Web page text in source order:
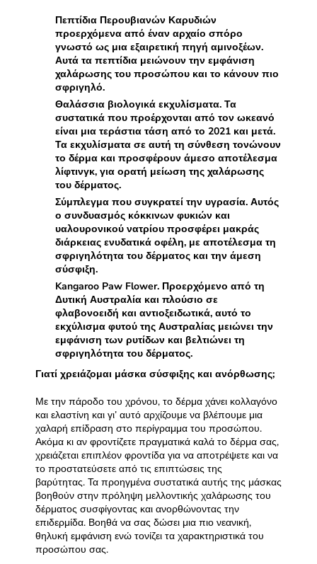
Πεπτίδια Περουβιανών Καρυδιών
προερχόμενα από έναν αρχαίο σπόρο
γνωστό ως μια εξαιρετική πηγή αμινοξέων.
Αυτά τα πεπτίδια μειώνουν την εμφάνιση
χαλάρωσης του προσώπου και το κάνουν πιο
σφριγηλό.
Θαλάσσια βιολογικά εκχυλίσματα. Τα
συστατικά που προέρχονται από τον ωκεανό
είναι μια τεράστια τάση από το 2021 και μετά.
Τα εκχυλίσματα σε αυτή τη σύνθεση τονώνουν
το δέρμα και προσφέρουν άμεσο αποτέλεσμα
λίφτινγκ, για ορατή μείωση της χαλάρωσης
του δέρματος.
Σύμπλεγμα που συγκρατεί την υγρασία. Αυτός
ο συνδυασμός κόκκινων φυκιών και
υαλουρονικού νατρίου προσφέρει μακράς
διάρκειας ενυδατικά οφέλη, με αποτέλεσμα τη
σφριγηλότητα του δέρματος και την άμεση
σύσφιξη.
Kangaroo Paw Flower. Προερχόμενο από τη
Δυτική Αυστραλία και πλούσιο σε
φλαβονοειδή και αντιοξειδωτικά, αυτό το
εκχύλισμα φυτού της Αυστραλίας μειώνει την
εμφάνιση των ρυτίδων και βελτιώνει τη
σφριγηλότητα του δέρματος.
Γιατί χρειάζομαι μάσκα σύσφιξης και ανόρθωσης;
Με την πάροδο του χρόνου, το δέρμα χάνει κολλαγόνο
και ελαστίνη και γι’ αυτό αρχίζουμε να βλέπουμε μια
χαλαρή επίδραση στο περίγραμμα του προσώπου.
Ακόμα κι αν φροντίζετε πραγματικά καλά το δέρμα σας,
χρειάζεται επιπλέον φροντίδα για να αποτρέψετε και να
το προστατεύσετε από τις επιπτώσεις της
βαρύτητας. Τα προηγμένα συστατικά αυτής της μάσκας
βοηθούν στην πρόληψη μελλοντικής χαλάρωσης του
δέρματος συσφίγοντας και ανορθώνοντας την
επιδερμίδα. Βοηθά να σας δώσει μια πιο νεανική,
θηλυκή εμφάνιση ενώ τονίζει τα χαρακτηριστικά του
προσώπου σας.